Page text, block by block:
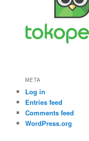
META
Log in
Entries feed
Comments feed
WordPress.org